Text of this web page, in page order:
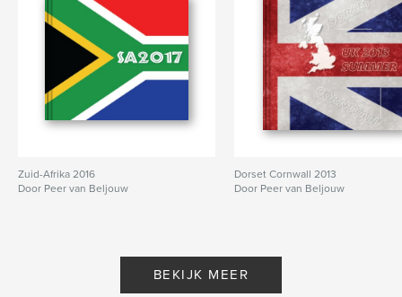
Zuid-Afrika 2016
Door Peer van Beljouw
Dorset Cornwall 2013
Door Peer van Beljouw
BEKIJK MEER